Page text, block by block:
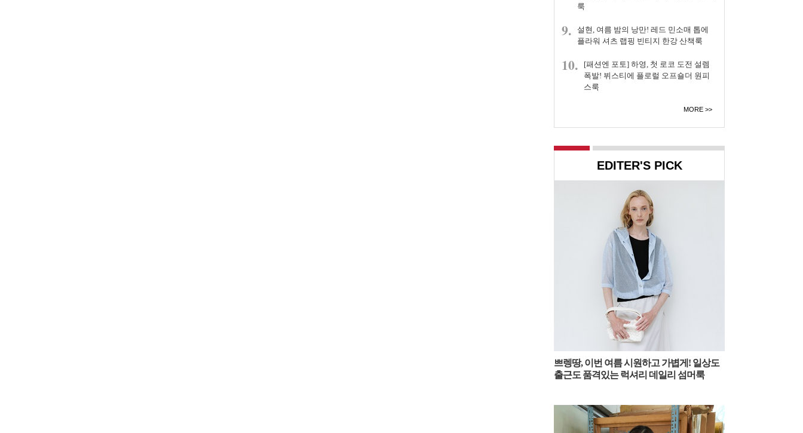
룩
9.
설현, 여름 밤의 낭만! 레드 민소매 톱에
플라워 셔츠 랩핑 빈티지 한강 산책룩
10.
[패션엔 포토] 하영, 첫 로코 도전 설렘
폭발! 뷔스티에 플로럴 오프숄더 원피
스룩
MORE
EDITER'S PICK
쁘렝땅, 이번 여름 시원하고 가볍게! 일상도
출근도 품격있는 럭셔리 데일리 섬머룩